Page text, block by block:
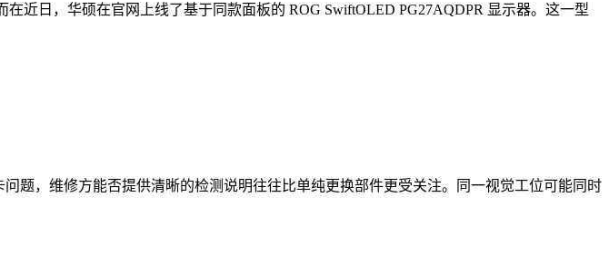
近日，华硕在官网上线了基于同款面板的 ROG SwiftOLED PG27AQDPR 显示器。这一型
题，维修方能否提供清晰的检测说明往往比单纯更换部件更受关注。同一视觉工位可能同时